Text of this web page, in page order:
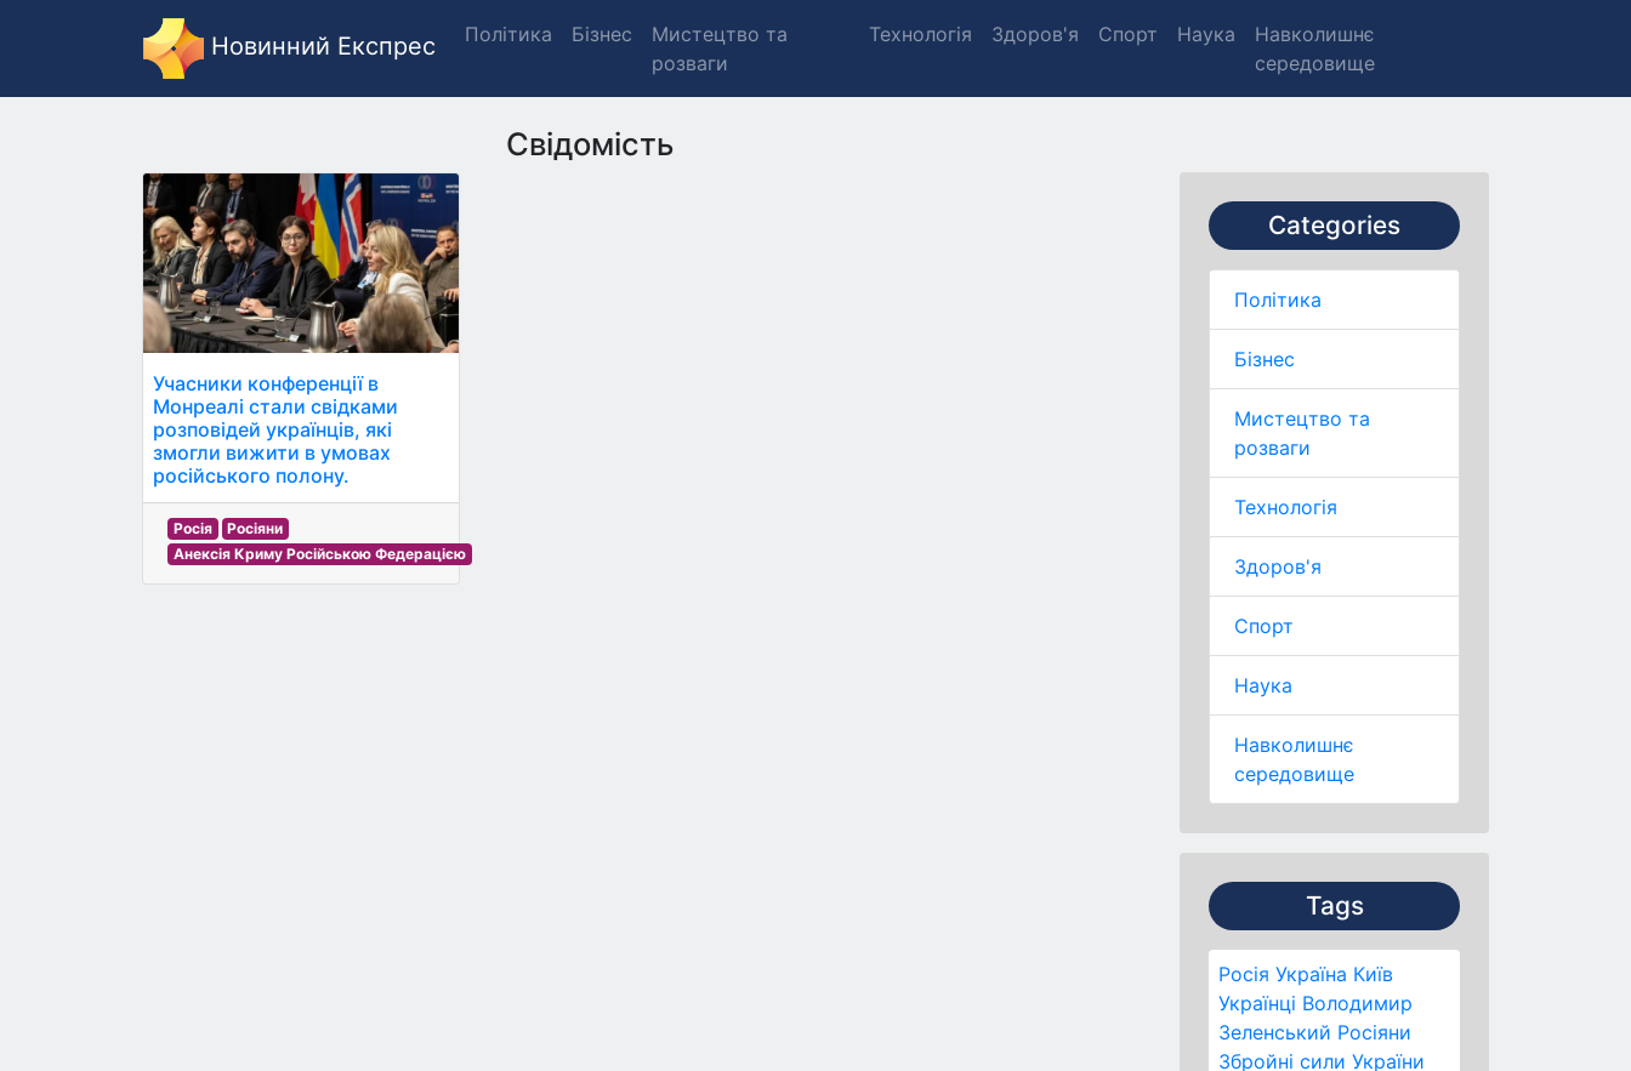
Новинний Експрес Політика Бізнес
Мистецтво та
розваги
Технологія Здоров'я Спорт Наука
Навколишнє
середовище
Свідомість
Categories
Політика
Бізнес
Мистецтво та
розваги
Технологія
Здоров'я
Спорт
Наука
Навколишнє
середовище
Tags
Росія Україна Київ
Українці Володимир
Зеленський Росіяни
Збройні сили України
Учасники конференції в
Монреалі стали свідками
розповідей українців, які
змогли вижити в умовах
російського полону.
Росія
Росіяни
Анексія Криму Російською Федерацією